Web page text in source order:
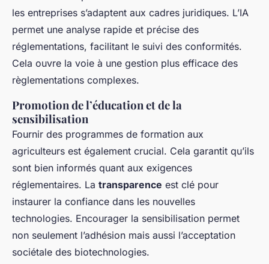
les entreprises s’adaptent aux cadres juridiques. L’IA
permet une analyse rapide et précise des
réglementations, facilitant le suivi des conformités.
Cela ouvre la voie à une gestion plus efficace des
règlementations complexes.
Promotion de l’éducation et de la
sensibilisation
Fournir des programmes de formation aux
agriculteurs est également crucial. Cela garantit qu’ils
sont bien informés quant aux exigences
réglementaires. La transparence est clé pour
instaurer la confiance dans les nouvelles
technologies. Encourager la sensibilisation permet
non seulement l’adhésion mais aussi l’acceptation
sociétale des biotechnologies.